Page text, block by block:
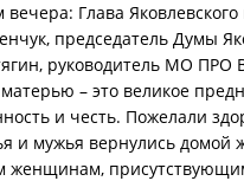
вечера: Глава
председатель Думы
руководитель МО ПРО
– это великое
и честь. Пожелали
и мужья вернулись
женщинам,